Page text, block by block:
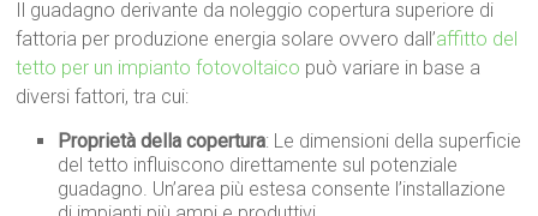
Il guadagno derivante da noleggio copertura superiore di
fattoria per produzione energia solare ovvero dall’affitto del
tetto per un impianto fotovoltaico può variare in base a
diversi fattori, tra cui:
Proprietà della copertura: Le dimensioni della superficie
del tetto influiscono direttamente sul potenziale
guadagno. Un’area più estesa consente l’installazione